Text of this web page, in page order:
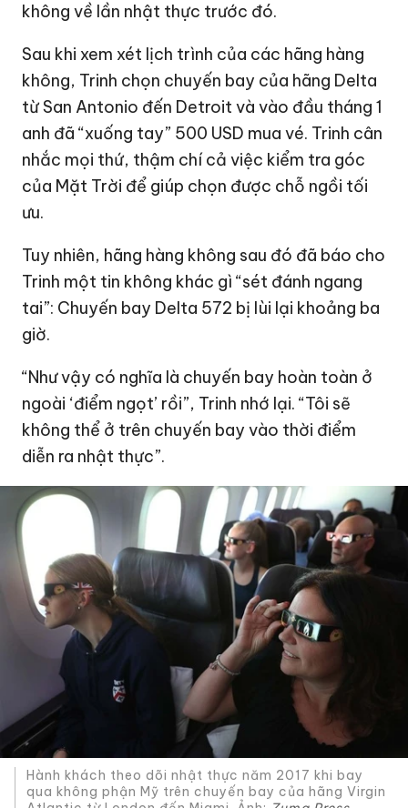
không về lần nhật thực trước đó.
Sau khi xem xét lịch trình của các hãng hàng
không, Trinh chọn chuyến bay của hãng Delta
từ San Antonio đến Detroit và vào đầu tháng 1
anh đã “xuống tay” 500 USD mua vé. Trinh cân
nhắc mọi thứ, thậm chí cả việc kiểm tra góc
của Mặt Trời để giúp chọn được chỗ ngồi tối
ưu.
Tuy nhiên, hãng hàng không sau đó đã báo cho
Trinh một tin không khác gì “sét đánh ngang
tai”: Chuyến bay Delta 572 bị lùi lại khoảng ba
giờ.
“Như vậy có nghĩa là chuyến bay hoàn toàn ở
ngoài ‘điểm ngọt’ rồi”, Trinh nhớ lại. “Tôi sẽ
không thể ở trên chuyến bay vào thời điểm
diễn ra nhật thực”.
Hành khách theo dõi nhật thực năm 2017 khi bay
qua không phận Mỹ trên chuyến bay của hãng Virgin